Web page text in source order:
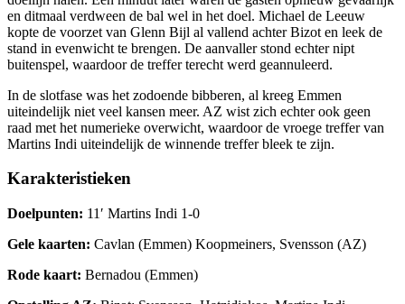
en ditmaal verdween de bal wel in het doel. Michael de Leeuw
kopte de voorzet van Glenn Bijl al vallend achter Bizot en leek de
stand in evenwicht te brengen. De aanvaller stond echter nipt
buitenspel, waardoor de treffer terecht werd geannuleerd.
In de slotfase was het zodoende bibberen, al kreeg Emmen
uiteindelijk niet veel kansen meer. AZ wist zich echter ook geen
raad met het numerieke overwicht, waardoor de vroege treffer van
Martins Indi uiteindelijk de winnende treffer bleek te zijn.
Karakteristieken
Doelpunten: 11′ Martins Indi 1-0
Gele kaarten: Cavlan (Emmen) Koopmeiners, Svensson (AZ)
Rode kaart: Bernadou (Emmen)